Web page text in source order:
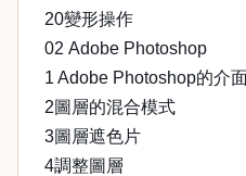
20變形操作
02 Adobe Photoshop
1 Adobe Photoshop的介
2圖層的混合模式
3圖層遮色片
4調整圖層